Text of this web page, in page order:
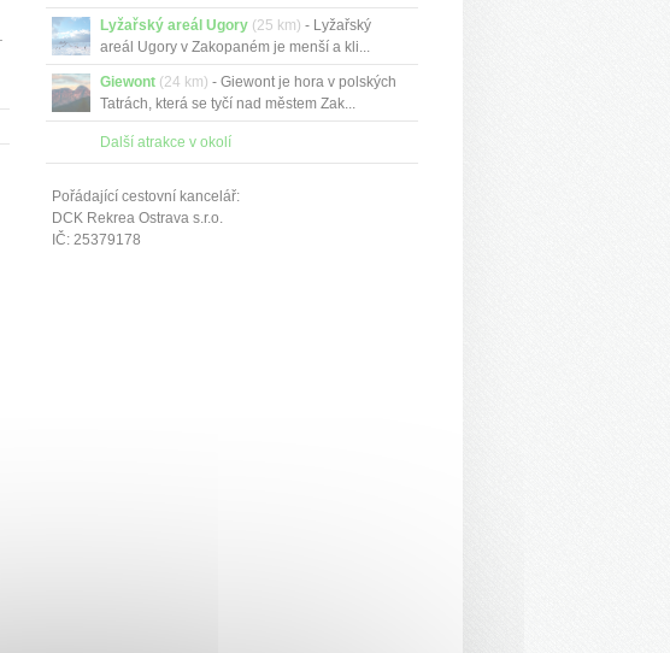
Lyžařský areál Ugory (25 km) - Lyžařský
areál Ugory v Zakopaném je menší a kli...
Giewont (24 km) - Giewont je hora v polských
Tatrách, která se tyčí nad městem Zak...
Další atrakce v okolí
Pořádající cestovní kancelář:
DCK Rekrea Ostrava s.r.o.
IČ: 25379178